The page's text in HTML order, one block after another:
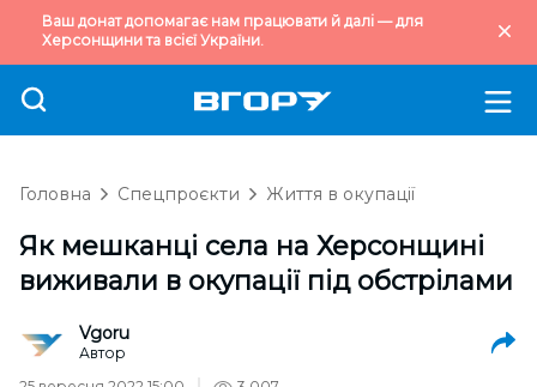
Ваш донат допомагає нам працювати й далі — для
Херсонщини та всієї України.
Головна Спецпроєкти Життя в окупації
Як мешканці села на Херсонщині
виживали в окупації під обстрілами
Vgoru
Автор